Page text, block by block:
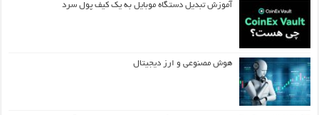
آموزش تبدیل دستگاه موبایل به یک کیف‌ پول سرد
هوش مصنوعی و ارز دیجیتال